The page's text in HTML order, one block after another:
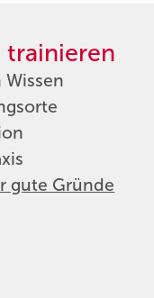
trainieren
gute Gründe